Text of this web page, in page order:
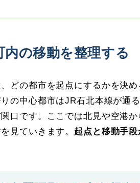
の移動を整理する
どの都市を起点にするかを決
の中心都市はJR石北本線が通
口です。ここでは北見や空港か
見ていきます。 起点と移動手